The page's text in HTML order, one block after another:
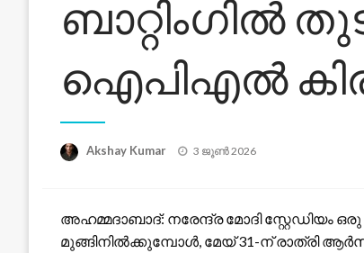
ബാറ്റിംഗിൽ
ഐ‌പി‌എൽ
Akshay Kumar
Posted
3 ജൂൺ 2026
അഹമ്മദാബാദ്: നരേന്ദ്ര മോദി സ്റ്റേഡിയം
മുങ്ങിനിൽക്കുമ്പോൾ, മേയ് 31-ന് രാത്രി